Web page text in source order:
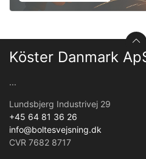
Köster Danmark
...
Lundsbjerg Industrivej 29
+45 64 81 36 26
info@boltesvejsning.dk
CVR 7682 8717